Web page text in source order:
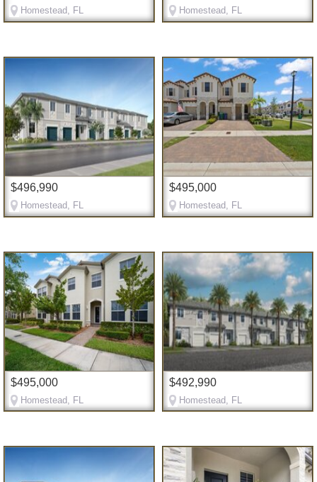
Homestead, FL Homestead, FL
$496,990
Homestead, FL
$495,000
Homestead, FL
$495,000
Homestead, FL
$492,990
Homestead, FL